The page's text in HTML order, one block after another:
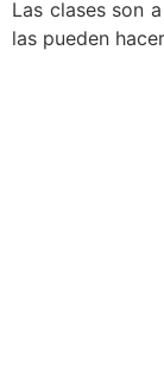
Las clases son
las pueden